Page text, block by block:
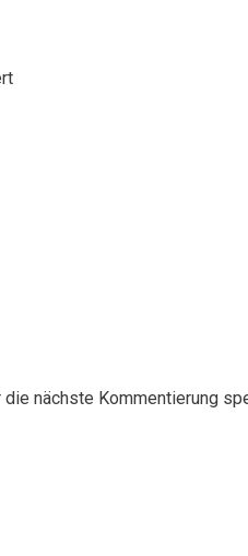
nächste Kommentierung